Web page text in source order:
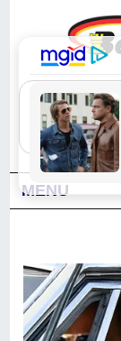
"Sesungguhnya
Wahai orang-
ucapkanlah
MENU